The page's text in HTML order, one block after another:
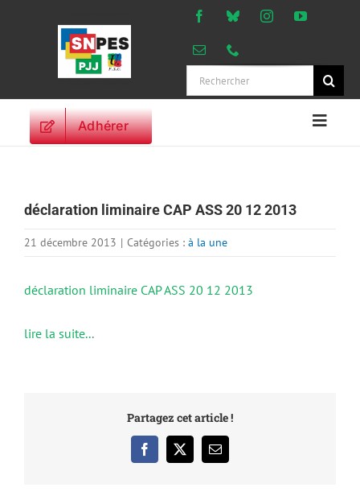
Rechercher:
Adhérer
ORIENTATIONS
déclaration liminaire CAP ASS 20 12 2013
21 décembre 2013 | Catégories : à la une
déclaration liminaire CAP ASS 20 12 2013
lire la suite...
Partagez cet article !
Facebook
X Email